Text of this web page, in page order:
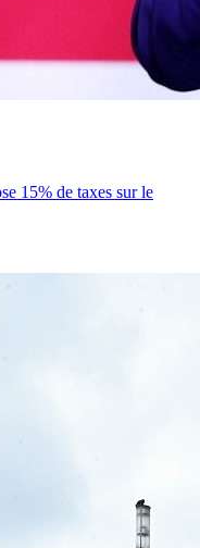
15% de taxes sur le